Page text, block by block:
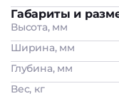
Габариты и
Высота, мм
Ширина, мм
Глубина, мм
Вес, кг